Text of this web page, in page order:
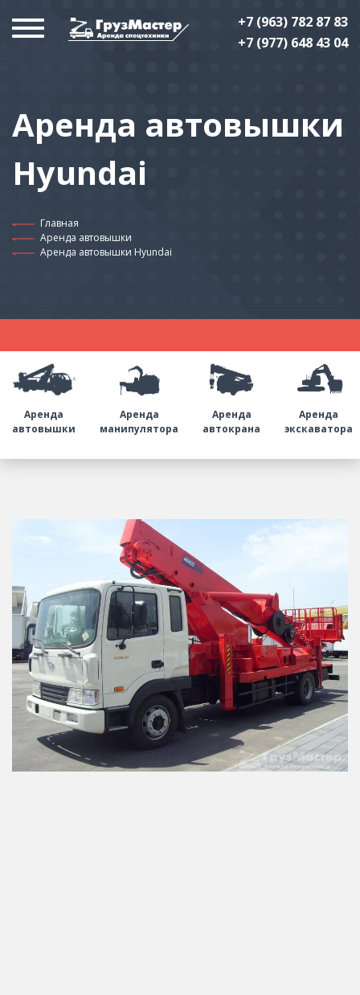
+7 (963) 782 87 83
+7 (977) 648 43 04
Аренда автовышки
Hyundai
Главная
Аренда автовышки
Аренда автовышки Hyundai
Аренда
автовышки
Аренда
манипулятора
Аренда
автокрана
Аренда
экскаватора